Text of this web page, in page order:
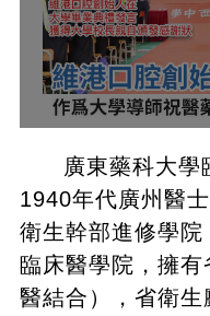
廣東藥科大學
1940年代廣州醫
衛生幹部進修學
臨床醫學院，擁
醫結合），省衛